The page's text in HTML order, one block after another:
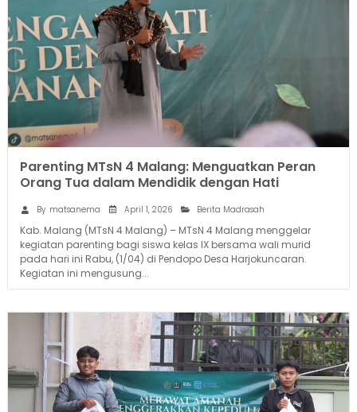
Parenting MTsN 4 Malang: Menguatkan Peran
Orang Tua dalam Mendidik dengan Hati
By matsanema April 1, 2026 Berita Madrasah
Kab. Malang (MTsN 4 Malang) – MTsN 4 Malang menggelar
kegiatan parenting bagi siswa kelas IX bersama wali murid
pada hari ini Rabu, (1/04) di Pendopo Desa Harjokuncaran.
Kegiatan ini mengusung...